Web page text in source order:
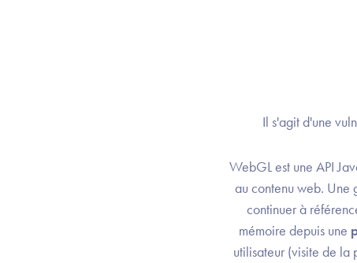
Il s'agit d'une
WebGL est une API
au contenu web. Une
continuer à
mémoire depuis une
utilisateur (visite de la